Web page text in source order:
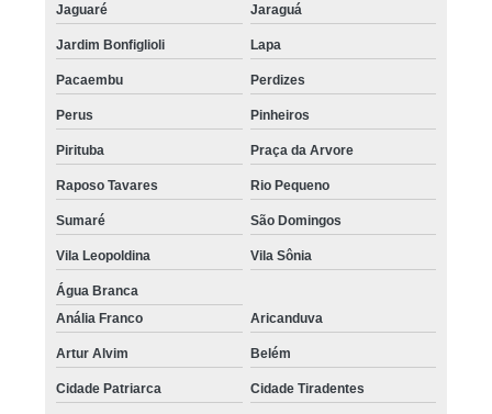
micropigmentação capilar cabelo grande valor Cotia
micropigmentação cabelo masculino Santa Isabel
micropigmentação fio a fio cabelo Arujá
micropigmentação capilar realista preço Itapecerica da Serra
micropigmentação de cabelo preço Jardim São Paulo
micropigmentação de cabelo Cidade Patriarca
micropigmentação capilar fio a fio 3d Jardim São Luiz
valor de micropigmentação cabelo masculino Ibirapuera
micropigmentação capilar cabelo branco agendar Jabaquara
Jaguaré Jaraguá
Jardim Bonfiglioli Lapa
Pacaembu Perdizes
Perus Pinheiros
Pirituba Praça da Arvore
Raposo Tavares Rio Pequeno
Sumaré São Domingos
Vila Leopoldina Vila Sônia
Água Branca
Anália Franco
Aricanduva
Artur Alvim Belém
Cidade Patriarca Cidade Tiradentes